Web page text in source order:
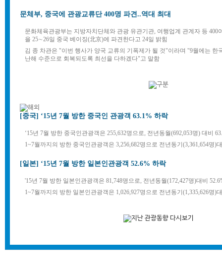
문체부, 중국에 관광교류단 400명 파견..역대 최대
문화체육관광부는 지방자치단체와 관광 유관기관, 여행업계 관계자 등 400
을 25∼26일 중국 베이징(北京)에 파견한다고 24일 밝힘
김 종 차관은 "이번 행사가 양국 교류의 기폭제가 될 것"이라며 "9월에는 한
난해 수준으로 회복되도록 최선을 다하겠다"고 말함
[중국] ‘15년 7월 방한 중국인 관광객 63.1% 하락
‘15년 7월 방한 중국인관광객은 255,632명으로, 전년동월(692,053명) 대비
1~7월까지의 방한 중국인관광객은 3,256,682명으로 전년동기(3,361,654명)
[일본] ‘15년 7월 방한 일본인관광객 52.6% 하락
'15년 7월 방한 일본인관광객은 81,748명으로, 전년동월(172,427명)대비
1~7월까지의 방한 일본인관광객은 1,026,927명으로 전년동기(1,335,626명)